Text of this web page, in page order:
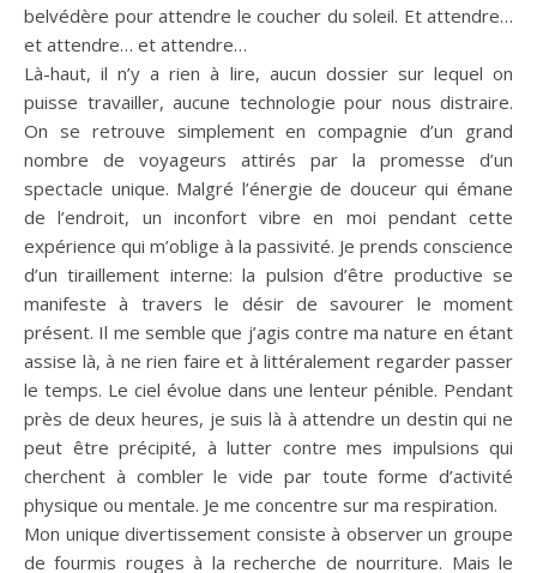
belvédère pour attendre le coucher du soleil. Et attendre…
et attendre… et attendre…
Là-haut, il n’y a rien à lire, aucun dossier sur lequel on
puisse travailler, aucune technologie pour nous distraire.
On se retrouve simplement en compagnie d’un grand
nombre de voyageurs attirés par la promesse d’un
spectacle unique. Malgré l’énergie de douceur qui émane
de l’endroit, un inconfort vibre en moi pendant cette
expérience qui m’oblige à la passivité. Je prends conscience
d’un tiraillement interne: la pulsion d’être productive se
manifeste à travers le désir de savourer le moment
présent. Il me semble que j’agis contre ma nature en étant
assise là, à ne rien faire et à littéralement regarder passer
le temps. Le ciel évolue dans une lenteur pénible. Pendant
près de deux heures, je suis là à attendre un destin qui ne
peut être précipité, à lutter contre mes impulsions qui
cherchent à combler le vide par toute forme d’activité
physique ou mentale. Je me concentre sur ma respiration.
Mon unique divertissement consiste à observer un groupe
de fourmis rouges à la recherche de nourriture. Mais le